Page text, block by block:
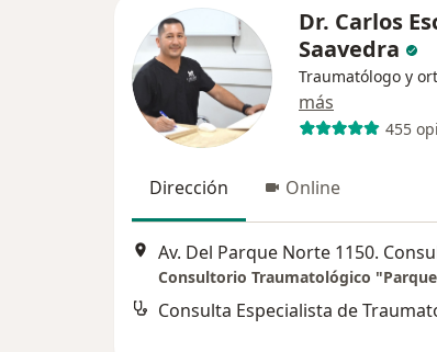
Dr. Carlos
Saavedra
Traumatólogo y
más
455
Dirección Online
Consulta Especialista de